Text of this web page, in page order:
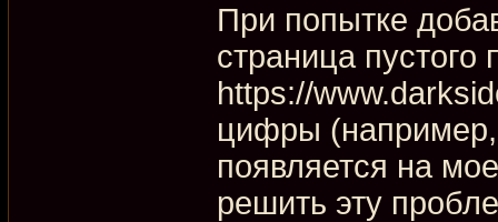
При попытке
страница
https://
цифры (например,
появляется на
решить эту